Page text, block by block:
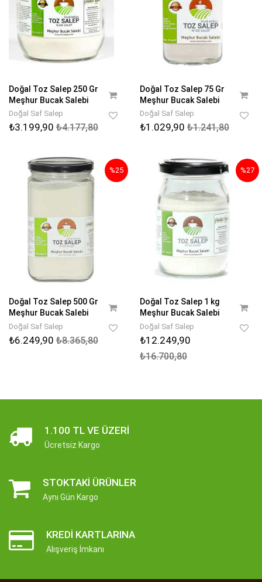
Doğal Toz Salep 250 Gr
Meşhur Bucak Salebi
Doğal Saf Salep
₺3.199,90 ₺4.177,80
Doğal Toz Salep 75 Gr
Meşhur Bucak Salebi
Doğal Saf Salep
₺1.029,90 ₺1.241,80
%25
Doğal Toz Salep 500 Gr
Meşhur Bucak Salebi
Doğal Saf Salep
₺6.249,90 ₺8.365,80
%27
Doğal Toz Salep 1 kg
Meşhur Bucak Salebi
Doğal Saf Salep
₺12.249,90
₺16.700,80
1.100 TL VE ÜZERI
Ücretsiz Kargo
STOKTAKI ÜRÜNLER
Aynı Gün Kargo
KREDI KARTLARINA
Alışveriş İmkanı